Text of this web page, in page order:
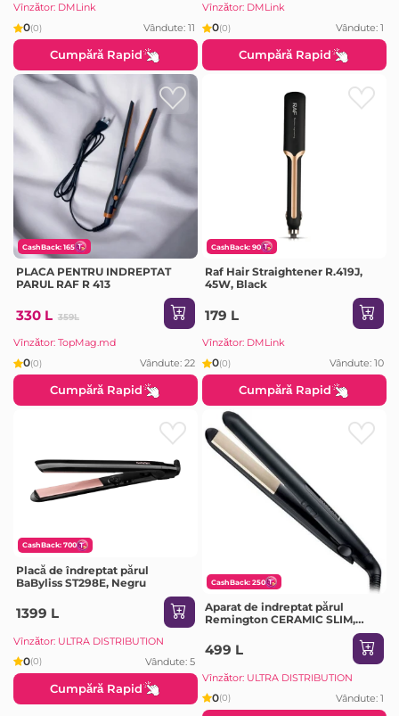
Vînzător: DMLink
0(0) Vândute: 11
Cumpără Rapid
Vînzător: DMLink
0(0) Vândute: 1
Cumpără Rapid
CashBack: 165
PLACA PENTRU INDREPTAT
PARUL RAF R 413
330 L 359L
Vînzător: TopMag.md
0(0) Vândute: 22
Cumpără Rapid
CashBack: 90
Raf Hair Straightener R.419J,
45W, Black
179 L
Vînzător: DMLink
0(0) Vândute: 10
Cumpără Rapid
CashBack: 700
Placă de îndreptat părul
BaByliss ST298E, Negru
1399 L
Vînzător: ULTRA DISTRIBUTION
0(0) Vândute: 5
Cumpără Rapid
CashBack: 250
Aparat de indreptat părul
Remington CERAMIC SLIM,
499 L
Vînzător: ULTRA DISTRIBUTION
0(0) Vândute: 1